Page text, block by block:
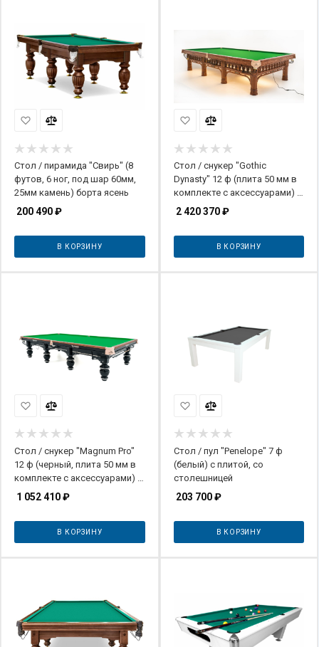
Стол / пирамида "Свирь" (8
футов, 6 ног, под шар 60мм,
25мм камень) борта ясень
200 490₽
В КОРЗИНУ
Стол / снукер "Gothic
Dynasty" 12 ф (плита 50 мм в
комплекте с аксессуарами) с
системой подогрева плит
2 420 370₽
В КОРЗИНУ
Стол / снукер "Magnum Pro"
12 ф (черный, плита 50 мм в
комплекте с аксессуарами) с
системой подогрева плит
1 052 410₽
В КОРЗИНУ
Стол / пул "Penelope" 7 ф
(белый) с плитой, со
столешницей
203 700₽
В КОРЗИНУ